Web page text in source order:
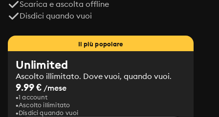
Scarica e ascolta offline
Disdici quando vuoi
Il più popolare
Unlimited
Ascolto illimitato. Dove vuoi, quando vuoi.
9.99 € /mese
1 account
Ascolto illimitato
Disdici quando vuoi